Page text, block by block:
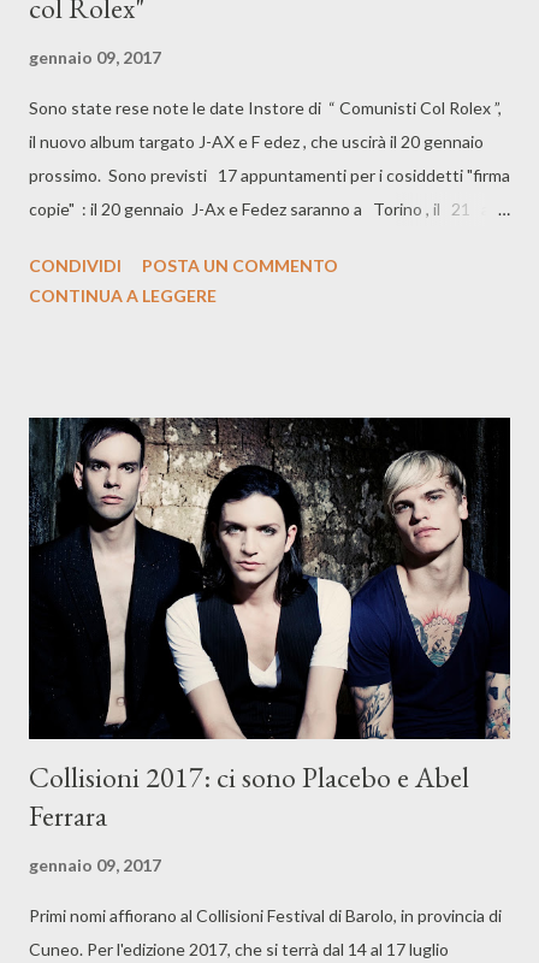
col Rolex"
gennaio 09, 2017
Sono state rese note le date Instore di “ Comunisti Col Rolex ”,
il nuovo album targato J-AX e F edez , che uscirà il 20 gennaio
prossimo. Sono previsti 17 appuntamenti per i cosiddetti "firma
copie" : il 20 gennaio J-Ax e Fedez saranno a Torino , il 21 a
il 25 a Nola ( Napoli ), il 26 a Palermo , il 27 a Belpasso
Savignano sul Rubicone ( Forlì-Cese...
CONDIVIDI
POSTA UN COMMENTO
CONTINUA A LEGGERE
Collisioni 2017: ci sono Placebo e Abel
Ferrara
gennaio 09, 2017
Primi nomi affiorano al Collisioni Festival di Barolo, in provincia di
Cuneo. Per l'edizione 2017, che si terrà dal 14 al 17 luglio